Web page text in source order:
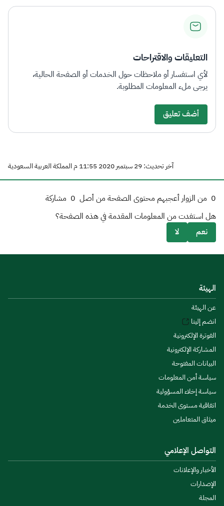
التعليقات والاقتراحات
لأي استفسار أو ملاحظات حول الخدمات أو الصفحة الحالية،
يرجى ملء المعلومات المطلوبة.
أضف تعليق
آخر تحديث: 29 سبتمبر 2020 11:55 م المملكة العربية السعودية
0 من الزوار أعجبهم محتوى الصفحة من أصل 0 مشاركة
هل استفدت من المعلومات المقدمة في هذه الصفحة؟
نعم
لا
الهيئة
عن الهيئة
انضم إلينا
الفوترة الإلكترونية
المشاركة الإلكترونية
البيانات المفتوحة
سياسة أمن المعلومات
سياسة إخلاء المسؤولية
اتفاقية مستوى الخدمة
ميثاق المتعاملين
التواصل الإعلامي
الأخبار والإعلانات
الإصدارات
المجلة